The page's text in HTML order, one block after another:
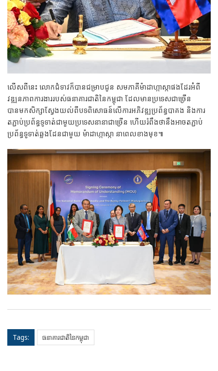
លើសពីនេះ លោកជំទាវក៏បានជម្រាបជូន សមភាគីម៉ាដាហ្កាស្កាផងដែរអំពី
វឌ្ឍនភាពការងាររបស់ធនាគារជាតិនៃកម្ពុជា ដែលមានប្រទេសជាច្រើន
បានមកសិក្សាស្វែងយល់ពីបទពិសោធន៍លើការអភិវឌ្ឍប្រព័ន្ធបាគង និងការ
តភ្ជាប់ប្រព័ន្ធទូទាត់ជាមួយប្រទេសនានាជាច្រើន ហើយរំពឹងថានឹងអាចតភ្ជាប់
ប្រព័ន្ធទូទាត់ឆ្លងដែនជាមួយ ម៉ាដាហ្កាស្កា នាពេលខាងមុខ៕
Tags: ធនាគារជាតិនៃកម្ពុជា